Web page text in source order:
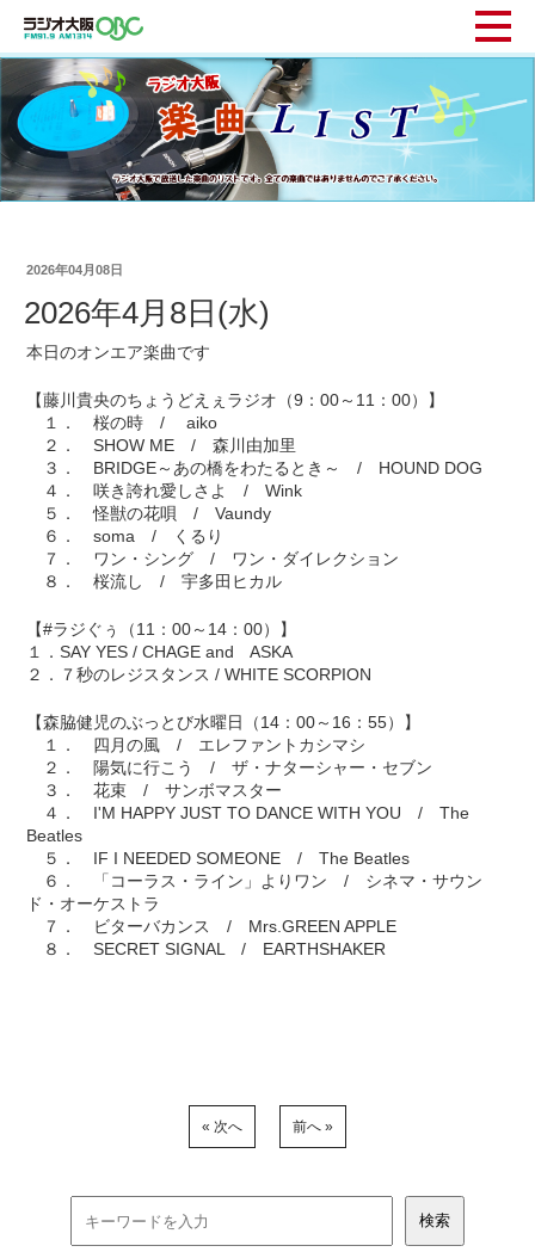
2026年04月08日
2026年4月8日(水)
本日のオンエア楽曲です
【藤川貴央のちょうどえぇラジオ（9：00～11：00）】
１． 桜の時 / aiko
２． SHOW ME / 森川由加里
３． BRIDGE～あの橋をわたるとき～ / HOUND DOG
４． 咲き誇れ愛しさよ / Wink
５． 怪獣の花唄 / Vaundy
６． soma / くるり
７． ワン・シング / ワン・ダイレクション
８． 桜流し / 宇多田ヒカル
【#ラジぐぅ（11：00～14：00）】
１．SAY YES / CHAGE and ASKA
２．７秒のレジスタンス / WHITE SCORPION
【森脇健児のぶっとび水曜日（14：00～16：55）】
１． 四月の風 / エレファントカシマシ
２． 陽気に行こう / ザ・ナターシャー・セブン
３． 花束 / サンボマスター
４． I'M HAPPY JUST TO DANCE WITH YOU / The
Beatles
５． IF I NEEDED SOMEONE / The Beatles
６． 「コーラス・ライン」よりワン / シネマ・サウン
ド・オーケストラ
７． ビターバカンス / Mrs.GREEN APPLE
８． SECRET SIGNAL / EARTHSHAKER
« 次へ 前へ »